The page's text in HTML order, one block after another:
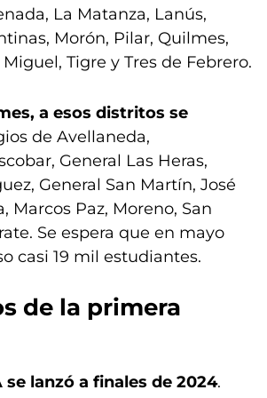
La Matanza, Lanús,
Morón, Pilar, Quilmes,
Tigre y Tres de Febrero.
a esos distritos se
de Avellaneda,
General Las Heras,
General San Martín, José
Marcos Paz, Moreno, San
Se espera que en mayo
casi 19 mil estudiantes.
de la primera
se lanzó a finales de 2024.